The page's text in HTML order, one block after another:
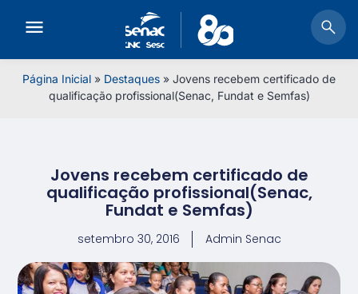
Página Inicial » Destaques » Jovens recebem certificado de
qualificação profissional(Senac, Fundat e Semfas)
Jovens recebem certificado de
qualificação profissional(Senac,
Fundat e Semfas)
setembro 30, 2016 Admin Senac